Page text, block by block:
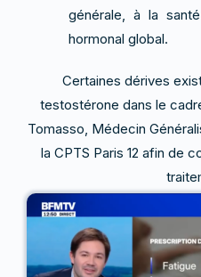
générale, à la
hormonal global.
Certaines dérives
testostérone dans le
Tomasso, Médecin
la CPTS Paris 12 afin de